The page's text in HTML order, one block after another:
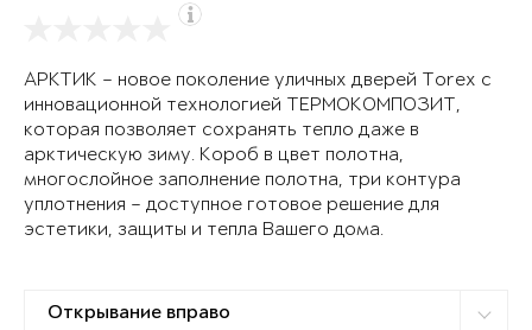
АРКТИК – новое поколение уличных дверей Torex с
инновационной технологией ТЕРМОКОМПОЗИТ,
которая позволяет сохранять тепло даже в
арктическую зиму. Короб в цвет полотна,
многослойное заполнение полотна, три контура
уплотнения – доступное готовое решение для
эстетики, защиты и тепла Вашего дома.